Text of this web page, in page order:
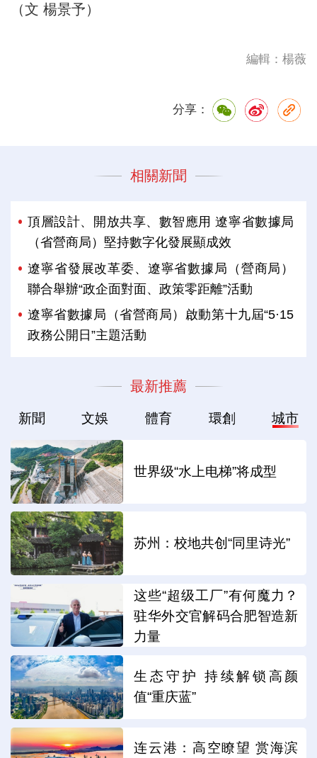
（文 楊景予）
編輯：楊薇
分享：
相關新聞
頂層設計、開放共享、數智應用 遼寧省數據局
（省營商局）堅持數字化發展顯成效
遼寧省發展改革委、遼寧省數據局（營商局）
聯合舉辦“政企面對面、政策零距離”活動
遼寧省數據局（省營商局）啟動第十九屆“5·15
政務公開日”主題活動
最新推薦
新聞 文娛 體育 環創 城市
世界级“水上电梯”将成型
苏州：校地共创“同里诗光”
这些“超级工厂”有何魔力？
驻华外交官解码合肥智造新
力量
生态守护 持续解锁高颜
值“重庆蓝”
连云港：高空瞭望 赏海滨